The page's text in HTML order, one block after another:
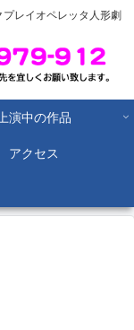
レイオペレッタ人形劇
上演中の作品
アクセス